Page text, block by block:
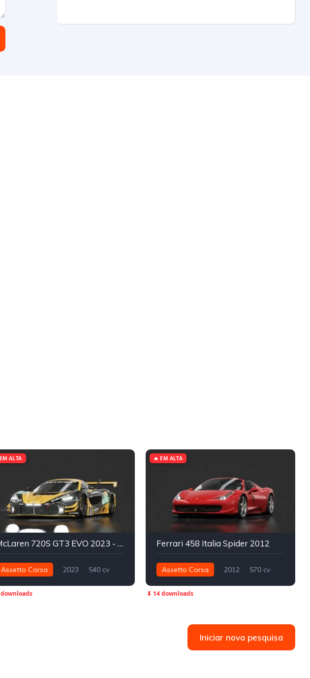
McLaren 720S GT3 EVO 2023 - ACF GT3
Assetto Corsa 2023
540 cv
ALTA
Ferrari 458 Italia Spider 2012
Assetto Corsa 2012
570 cv
🔥 EM ALTA
⬇ 14 downloads
Iniciar nova pesquisa